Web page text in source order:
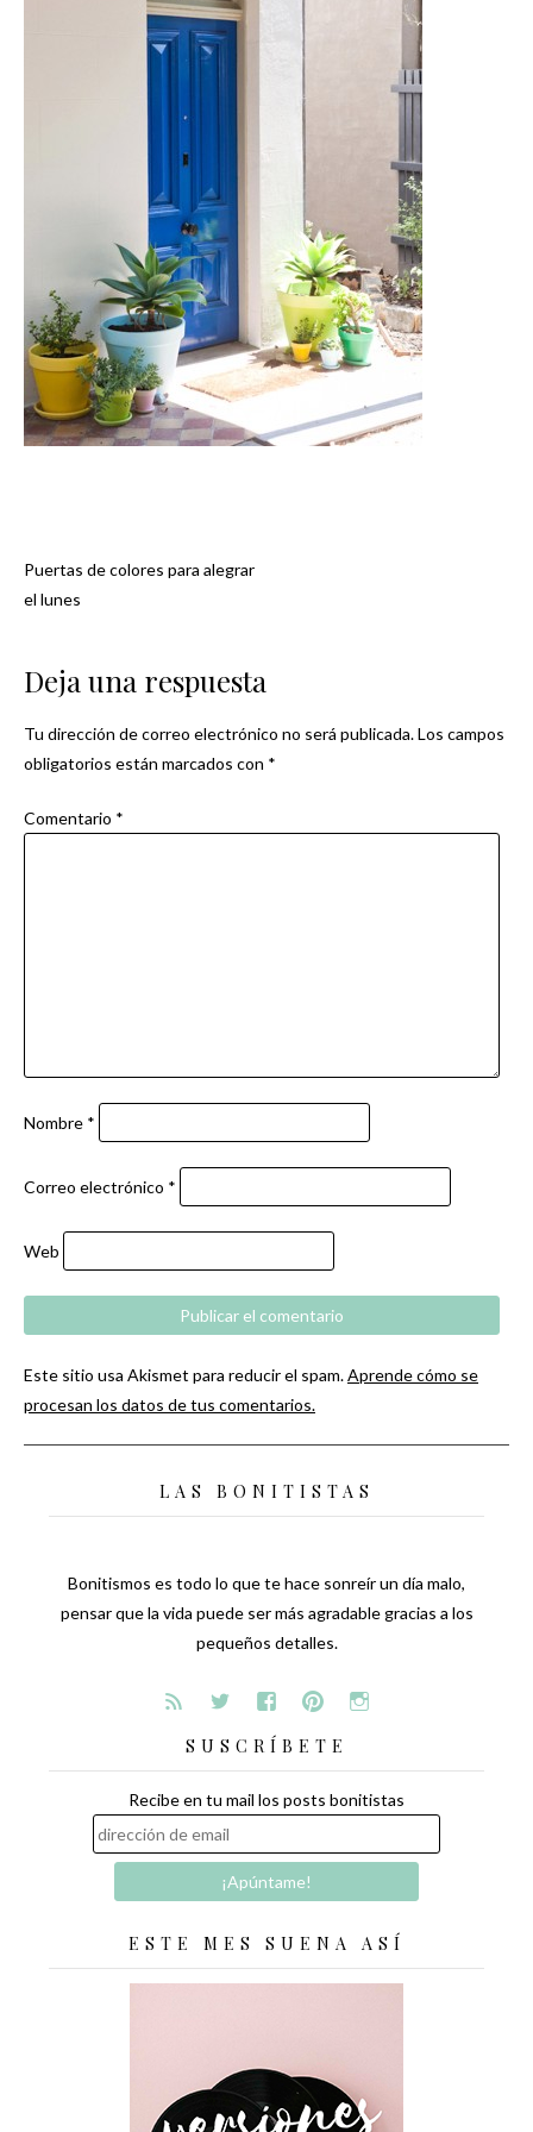
Navegación
Puertas de colores para alegrar
el lunes
Deja una respuesta
Tu dirección de correo electrónico no será publicada.Los campos
obligatorios están marcados con *
Comentario *
Nombre *
Correo electrónico *
Web
Este sitio usa Akismet para reducir el spam.Aprende cómo se
procesan los datos de tus comentarios.
LAS BONITISTAS
Bonitismos es todo lo que te hace sonreír un día malo,
pensar que la vida puede ser más agradable gracias a los
pequeños detalles.
SUSCRÍBETE
Recibe en tu mail los posts bonitistas
ESTE MES SUENA ASÍ